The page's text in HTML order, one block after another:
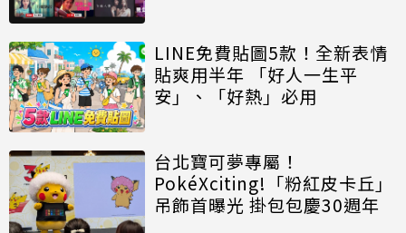
LINE免費貼圖5款！全新表情
貼爽用半年 「好人一生平
安」、「好熱」必用
台北寶可夢專屬！
PokéXciting!「粉紅皮卡丘」
吊飾首曝光 掛包包慶30週年